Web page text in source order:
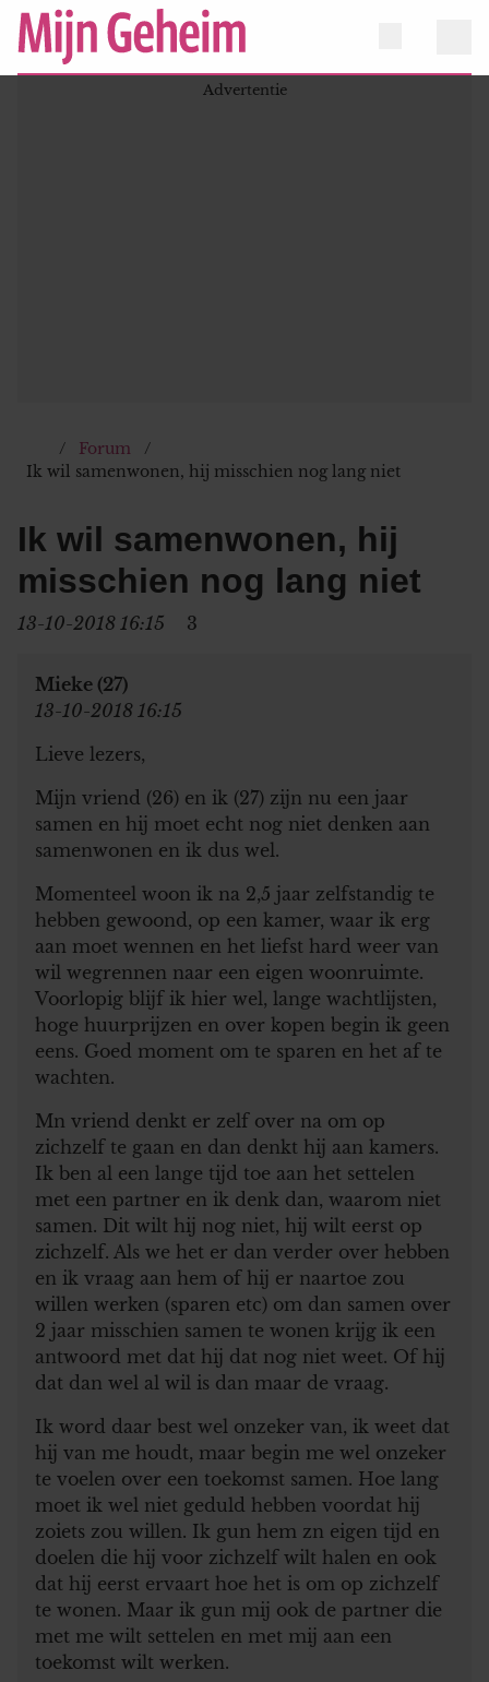
Forum
Ik wil samenwonen, hij misschien nog lang niet
Ik wil samenwonen, hij
misschien nog lang niet
13-10-2018 16:15 3
Mieke (27)
13-10-2018 16:15
Lieve lezers,
Mijn vriend (26) en ik (27) zijn nu een jaar
samen en hij moet echt nog niet denken aan
samenwonen en ik dus wel.
Momenteel woon ik na 2,5 jaar zelfstandig te
hebben gewoond, op een kamer, waar ik erg
aan moet wennen en het liefst hard weer van
wil wegrennen naar een eigen woonruimte.
Voorlopig blijf ik hier wel, lange wachtlijsten,
hoge huurprijzen en over kopen begin ik geen
eens. Goed moment om te sparen en het af te
wachten.
Mn vriend denkt er zelf over na om op
zichzelf te gaan en dan denkt hij aan kamers.
Ik ben al een lange tijd toe aan het settelen
met een partner en ik denk dan, waarom niet
samen. Dit wilt hij nog niet, hij wilt eerst op
zichzelf. Als we het er dan verder over hebben
en ik vraag aan hem of hij er naartoe zou
willen werken (sparen etc) om dan samen over
2 jaar misschien samen te wonen krijg ik een
antwoord met dat hij dat nog niet weet. Of hij
dat dan wel al wil is dan maar de vraag.
Ik word daar best wel onzeker van, ik weet dat
hij van me houdt, maar begin me wel onzeker
te voelen over een toekomst samen. Hoe lang
moet ik wel niet geduld hebben voordat hij
zoiets zou willen. Ik gun hem zn eigen tijd en
doelen die hij voor zichzelf wilt halen en ook
dat hij eerst ervaart hoe het is om op zichzelf
te wonen. Maar ik gun mij ook de partner die
met me wilt settelen en met mij aan een
toekomst wilt werken.